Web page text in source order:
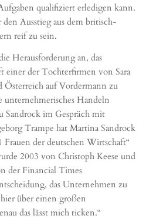
qualifiziert erledigen kann.
Ausstieg aus dem britisch-
reif zu sein.
Herausforderung an, das
einer der Tochterfirmen von Sara
Österreich auf Vordermann zu
unternehmerisches Handeln
Sandrock im Gespräch mit
Trampe hat Martina Sandrock
der deutschen Wirtschaft“
2003 von Christoph Keese und
der Financial Times
das Unternehmen zu
über einen großen
das lässt mich ticken.“